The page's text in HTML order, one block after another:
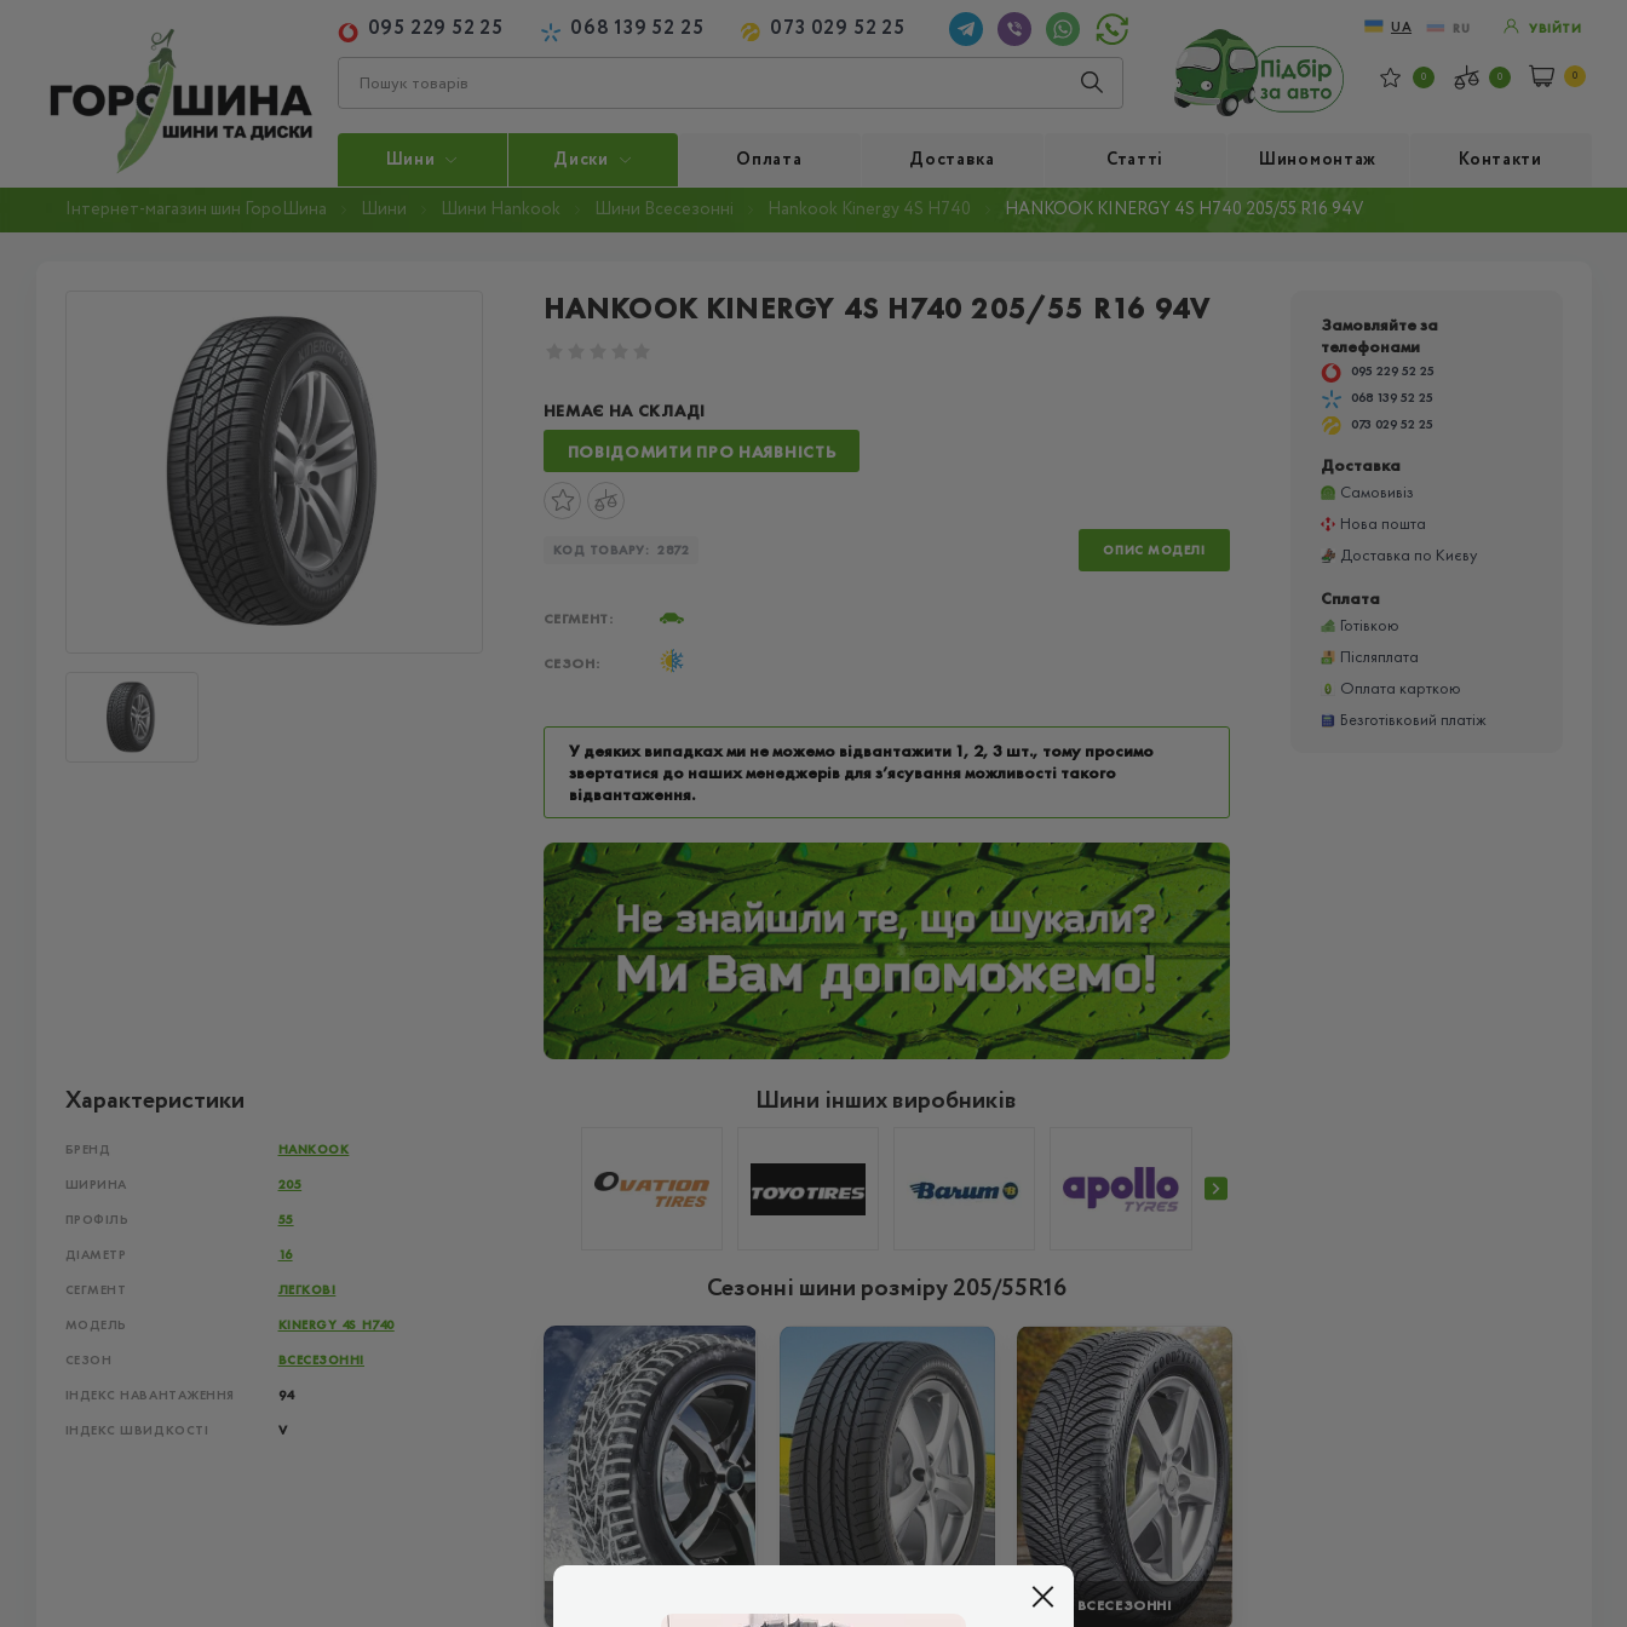
095 229 52 25 068 139 52 25 073 029 52 25 UA RU УВІЙТИ
0 0 0
Шини Диски Оплата Доставка Статті Шиномонтаж Контакти
Інтернет-магазин шин ГороШина Шини Шини Hankook Шини Всесезонні Hankook Kinergy 4S H740 HANKOOK KINERGY 4S H740 205/55 R16 94V
HANKOOK KINERGY 4S H740 205/55 R16 94V
НЕМАЄ НА СКЛАДІ
ПОВІДОМИТИ ПРО НАЯВНІСТЬ
КОД ТОВАРУ: 2872 ОПИС МОДЕЛІ
СЕГМЕНТ:
СЕЗОН:
У деяких випадках ми не можемо відвантажити 1, 2, 3 шт., тому просимо
звертатися до наших менеджерів для з’ясування можливості такого
відвантаження.
Замовляйте за
телефонами
095 229 52 25
068 139 52 25
073 029 52 25
Доставка
Самовивіз
Нова пошта
Доставка по Києву
Сплата
Готівкою
Післяплата
Оплата карткою
Безготівковий платіж
Характеристики
БРЕНД HANKOOK
ШИРИНА 205
ПРОФІЛЬ 55
ДІАМЕТР 16
СЕГМЕНТ ЛЕГКОВІ
МОДЕЛЬ KINERGY 4S H740
СЕЗОН ВСЕСЕЗОННІ
ІНДЕКС НАВАНТАЖЕННЯ 94
ІНДЕКС ШВИДКОСТІ V
Шини інших виробників
Сезонні шини розміру 205/55R16
ВСЕСЕЗОННІ